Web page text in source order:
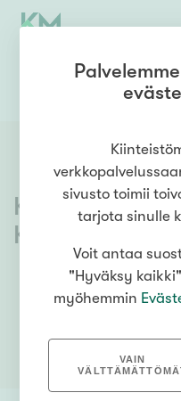
0447575075
Klaukkala
sivusto toimii
tarjota sinulle
Voit antaa
"Hyväksy
myöhemmin
VAIN